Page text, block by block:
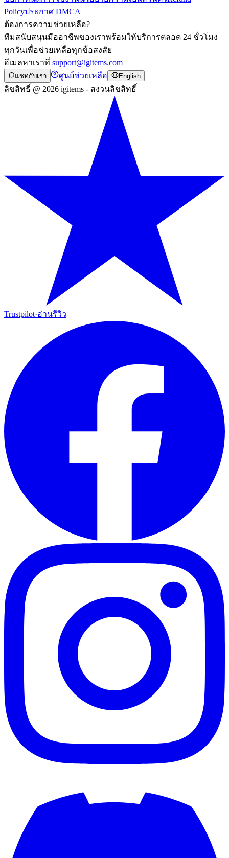
Policyประกาศ DMCA
ต้องการความช่วยเหลือ?
ทีมสนับสนุนมืออาชีพของเราพร้อมให้บริการตลอด 24 ชั่วโมง
ทุกวันเพื่อช่วยเหลือทุกข้อสงสัย
อีเมลหาเราที่ support@igitems.com
แชทกับเรา ศูนย์ช่วยเหลือ English
ลิขสิทธิ์ @ 2026 igitems - สงวนลิขสิทธิ์
Trustpilot·อ่านรีวิว